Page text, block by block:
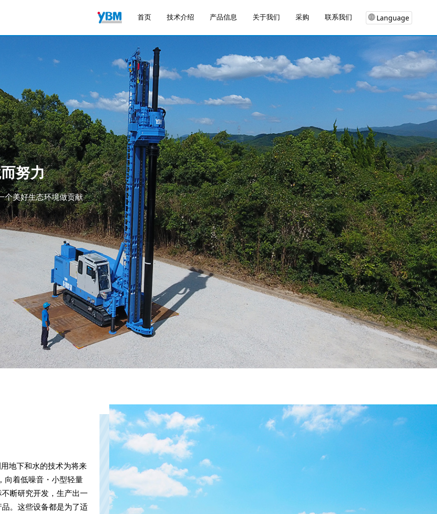
首页 技术介绍 产品信息 关于我们 采购 联系我们 Language
努力
个美好生态环境做贡献
地下和水的技术为将来
向着低噪音・小型轻量
断研究开发，生产出一
。这些设备都是为了适